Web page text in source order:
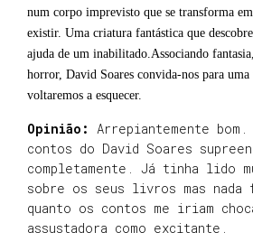
num corpo imprevisto que se transforma
existir. Uma criatura fantástica que
ajuda de um inabilitado.Associando
horror, David Soares convida-nos para uma
voltaremos a esquecer.
Opinião:
Arrepiantemente
contos do David Soares
completamente. Já tinha lido
sobre os seus livros mas
quanto os contos me iriam
assustadora como excitante.